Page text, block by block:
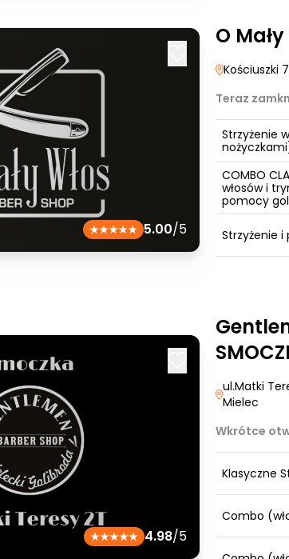
5.00/5
O
Kościuszki 7
Teraz
Strzyżenie
COMBO
włosów i
pomocy
Strzyżenie
4.98/5
ul.Matki
Mielec
Wkrótce
Klasyczne
Combo